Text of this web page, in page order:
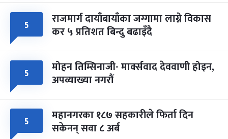
५ राजमार्ग दायाँबायाँका जग्गामा लाग्ने विकास
कर ५ प्रतिशत बिन्दु बढाइँदै
५ मोहन तिम्सिनाजी- मार्क्सवाद देववाणी होइन,
अपव्याख्या नगरौं
५ महानगरका १८७ सहकारीले फिर्ता दिन
सकेनन् सवा ८ अर्ब